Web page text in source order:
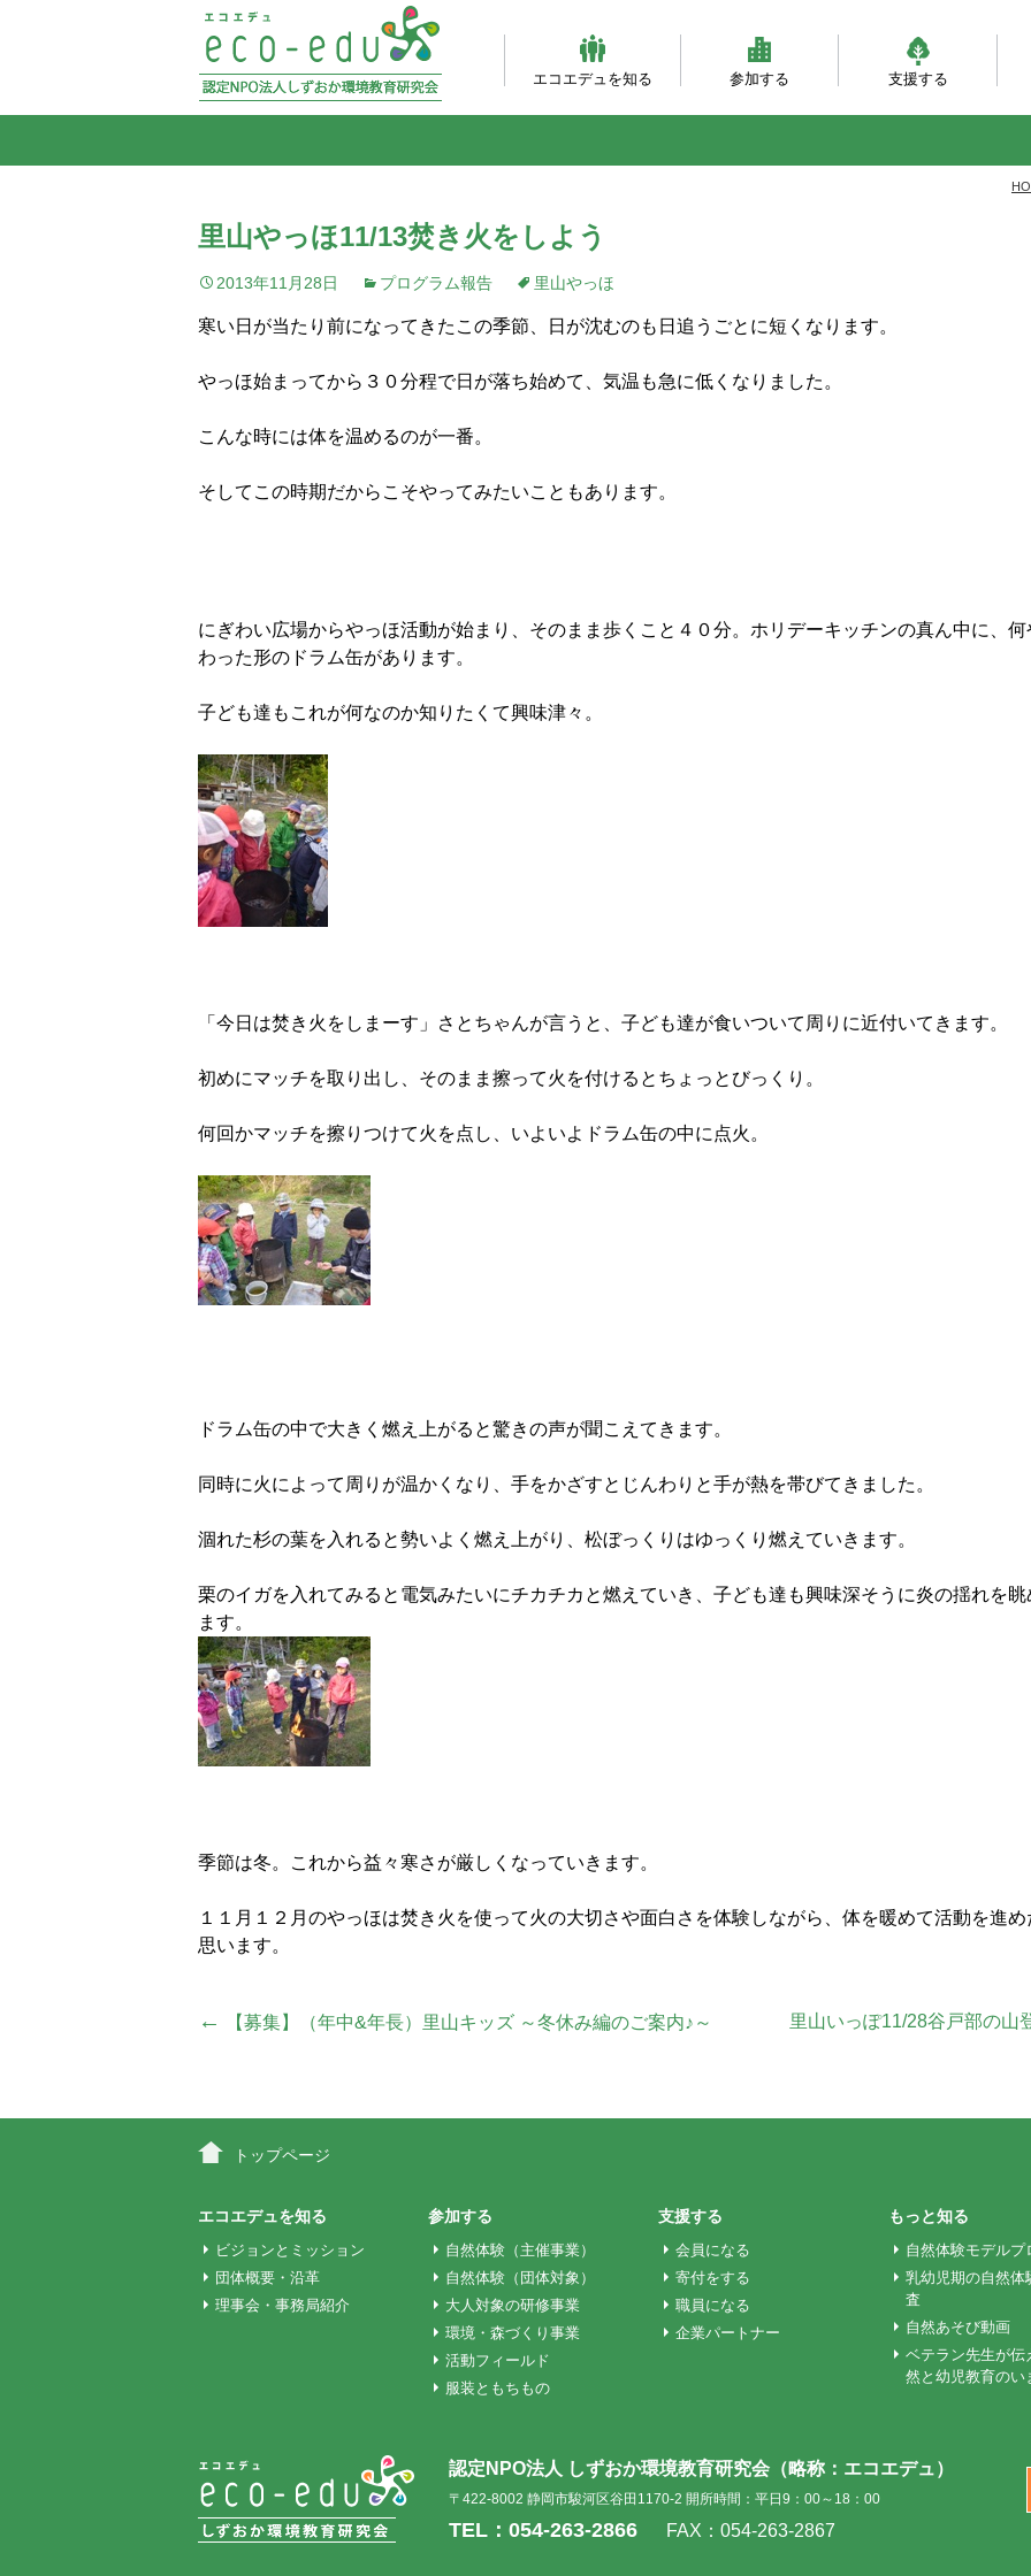
エコエデュを知る
参加する
支援する
里山やっほ11/13焚き火をしよう
2013年11月28日 プログラム報告 里山やっほ
寒い日が当たり前になってきたこの季節、日が沈むのも日追うごとに短くなります。
やっほ始まってから３０分程で日が落ち始めて、気温も急に低くなりました。
こんな時には体を温めるのが一番。
そしてこの時期だからこそやってみたいこともあります。
にぎわい広場からやっほ活動が始まり、そのまま歩くこと４０分。ホリデーキッチンの真ん中に、何
わった形のドラム缶があります。
子ども達もこれが何なのか知りたくて興味津々。
「今日は焚き火をしまーす」さとちゃんが言うと、子ども達が食いついて周りに近付いてきます。
初めにマッチを取り出し、そのまま擦って火を付けるとちょっとびっくり。
何回かマッチを擦りつけて火を点し、いよいよドラム缶の中に点火。
ドラム缶の中で大きく燃え上がると驚きの声が聞こえてきます。
同時に火によって周りが温かくなり、手をかざすとじんわりと手が熱を帯びてきました。
涸れた杉の葉を入れると勢いよく燃え上がり、松ぼっくりはゆっくり燃えていきます。
栗のイガを入れてみると電気みたいにチカチカと燃えていき、子ども達も興味深そうに炎の揺れを眺
ます。
季節は冬。これから益々寒さが厳しくなっていきます。
１１月１２月のやっほは焚き火を使って火の大切さや面白さを体験しながら、体を暖めて活動を進め
思います。
投
ナ
ビ
ゲ
シ
ョ
← 【募集】（年中&年長）里山キッズ ～冬休み編のご案内♪～ 里山いっぽ11/28谷戸部の山
トップページ
エコエデュを知る
ビジョンとミッション
団体概要・沿革
理事会・事務局紹介
参加する
自然体験（主催事業）
自然体験（団体対象）
大人対象の研修事業
環境・森づくり事業
活動フィールド
服装ともちもの
支援する
会員になる
寄付をする
職員になる
企業パートナー
もっと知る
自然体験モデルプ
乳幼児期の自然体
査
自然あそび動画
ベテラン先生が伝
然と幼児教育のい
認定NPO法人 しずおか環境教育研究会 （略称：エコエデュ）
〒422-8002 静岡市駿河区谷田1170-2 開所時間：平日9：00～18：00
TEL： 054-263-2866 FAX：054-263-2867